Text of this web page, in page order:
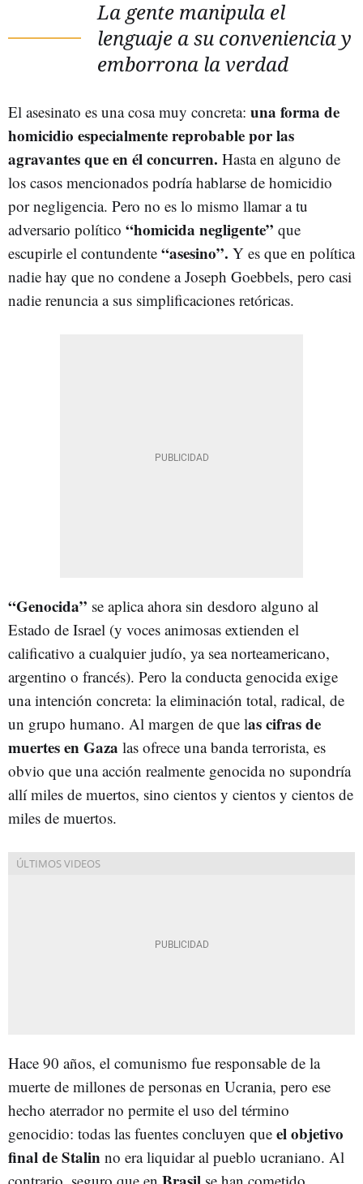
La gente manipula el
lenguaje a su conveniencia y
emborrona la verdad
El asesinato es una cosa muy concreta: una forma de
homicidio especialmente reprobable por las
agravantes que en él concurren. Hasta en alguno de
los casos mencionados podría hablarse de homicidio
por negligencia. Pero no es lo mismo llamar a tu
adversario político “homicida negligente” que
escupirle el contundente “asesino”. Y es que en política
nadie hay que no condene a Joseph Goebbels, pero casi
nadie renuncia a sus simplificaciones retóricas.
“Genocida” se aplica ahora sin desdoro alguno al
Estado de Israel (y voces animosas extienden el
calificativo a cualquier judío, ya sea norteamericano,
argentino o francés). Pero la conducta genocida exige
una intención concreta: la eliminación total, radical, de
un grupo humano. Al margen de que las cifras de
muertes en Gaza las ofrece una banda terrorista, es
obvio que una acción realmente genocida no supondría
allí miles de muertos, sino cientos y cientos y cientos de
miles de muertos.
Hace 90 años, el comunismo fue responsable de la
muerte de millones de personas en Ucrania, pero ese
hecho aterrador no permite el uso del término
genocidio: todas las fuentes concluyen que el objetivo
final de Stalin no era liquidar al pueblo ucraniano. Al